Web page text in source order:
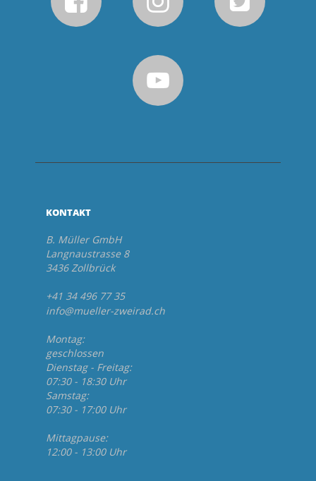
KONTAKT
B. Müller GmbH
Langnaustrasse 8
3436 Zollbrück
+41 34 496 77 35
info@mueller-zweirad.ch
Montag:
geschlossen
Dienstag - Freitag:
07:30 - 18:30 Uhr
Samstag:
07:30 - 17:00 Uhr
Mittagpause:
12:00 - 13:00 Uhr